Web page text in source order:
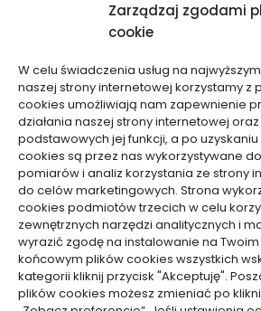
Zarządzaj zgodami
cookie
W celu świadczenia usług na
naszej strony internetowej korzystamy z
cookies umożliwiają nam zapewnienie
działania naszej strony internetowej
podstawowych jej funkcji, a po
cookies są przez nas wykorzystywane
pomiarów i analiz korzystania ze strony
do celów marketingowych. Strona
cookies podmiotów trzecich w celu
zewnętrznych narzędzi analitycznych i
wyrazić zgodę na instalowanie na
końcowym plików cookies wszystkich
kategorii kliknij przycisk "Akceptuję".
plików cookies możesz zmieniać po
Motoryzacja, Transport
Sport, Turystyka
Technologie
Usługi
Zdrowie, Medycyna
Dolącz do nas
Lubisz pisać teksty i chciałbyś się
wiedzą z innymi? Dołącz do nas już
swoją wiedzą z innymi.